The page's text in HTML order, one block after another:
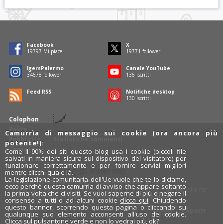
Colophon
Policy
Pubblicità
Contatti
Statistiche commenti
Facebook
19797 Mi piace
X
19771 follower
IgersPalermo
34678 follower
Canale YouTube
136 iscritti
Feed RSS
Notifiche desktop
130 iscritti
Rosalio è il blog di Palermo
754 autoriraccontano Palermo dal loro punto di vista.
Anche tu puoi essere uno degli autori: inviaci un' e-mail. Rosalio ha
anche una sezionefotobloge una sezionevideoblog.
Designcut&paste
Rosalio.it
Camurrìa di messaggio sui cookie (ora ancora più
potente!):
Come il 90% dei siti questo blog usa i cookie (piccoli file
salvati in maniera sicura sul dispositivo del visitatore) per
funzionare correttamente e per fornire servizi migliori
mentre clicchi qua e là.
La legislazione comunitaria dell'Ue vuole che te lo diciamo,
ecco perché questa camurrìa di avviso che appare soltanto
la prima volta che ci visiti. Se vuoi saperne di più o negare il
consenso a tutti o ad alcuni cookie clicca qui. Chiudendo
questo banner, scorrendo questa pagina o cliccando su
qualunque suo elemento acconsenti all'uso dei cookie.
Clicca sul pulsantone verde e non lo vedrai più, ok?